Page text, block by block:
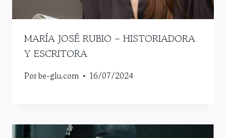
MARÍA JOSÉ RUBIO – HISTORIADORA
Y ESCRITORA
Porbe-glu.com 16/07/2024